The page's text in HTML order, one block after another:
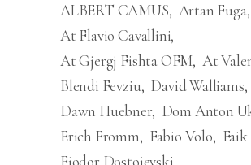
ALBERT CAMUS Artan Fuga
At Flavio Cavallini
At Gjergj Fishta OFM At
Blendi Fevziu David Walliams
Dawn Huebner Dom Anton
Erich Fromm
Fabio Volo